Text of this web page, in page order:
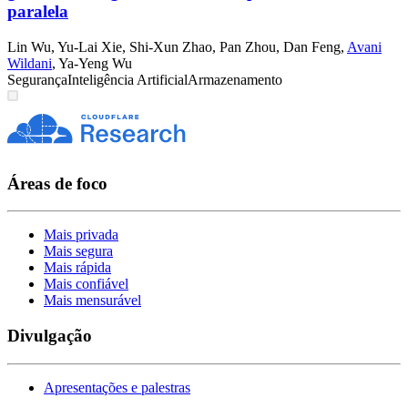
paralela
Lin Wu, Yu-Lai Xie, Shi-Xun Zhao, Pan Zhou, Dan Feng, Avani
Wildani, Ya-Yeng Wu
SegurançaInteligência ArtificialArmazenamento
Áreas de foco
Mais privada
Mais segura
Mais rápida
Mais confiável
Mais mensurável
Divulgação
Apresentações e palestras